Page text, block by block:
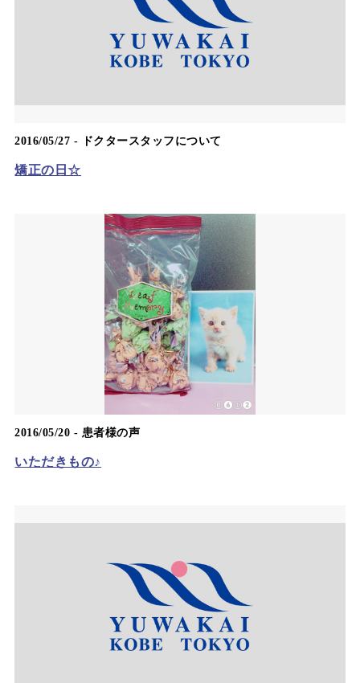
2016/05/27 - ドクタースタッフについて
矯正の日☆
2016/05/20 - 患者様の声
いただきもの♪